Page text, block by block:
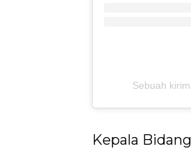
Sebuah
Kepala